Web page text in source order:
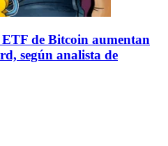
de Bitcoin aumentan
según analista de